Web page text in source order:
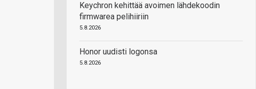
Keychron kehittää avoimen lähdekoodin
firmwarea pelihiiriin
5.8.2026
Honor uudisti logonsa
5.8.2026